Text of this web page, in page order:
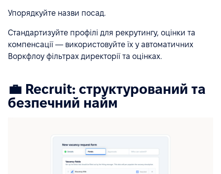
Упорядкуйте назви посад.
Стандартизуйте профілі для рекрутингу, оцінки та
компенсації — використовуйте їх у автоматичних
Воркфлоу фільтрах директорії та оцінках.
💼 Recruit: структурований та
безпечний найм